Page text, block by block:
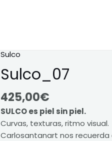
Sulco
Sulco_07
425,00€
SULCO es piel sin piel.
Curvas, texturas, ritmo visual.
Carlosantanart nos
Sulco_07
cantidad